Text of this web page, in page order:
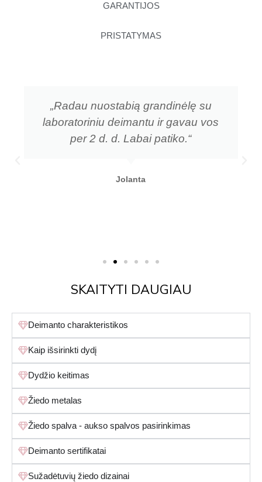
GARANTIJOS
PRISTATYMAS
„Radau nuostabią grandinėlę su
laboratoriniu deimantu ir gavau vos
per 2 d. d. Labai patiko.“
Jolanta
SKAITYTI DAUGIAU
Deimanto charakteristikos
Kaip išsirinkti dydį
Dydžio keitimas
Žiedo metalas
Žiedo spalva - aukso spalvos pasirinkimas
Deimanto sertifikatai
Sužadėtuvių žiedo dizainai